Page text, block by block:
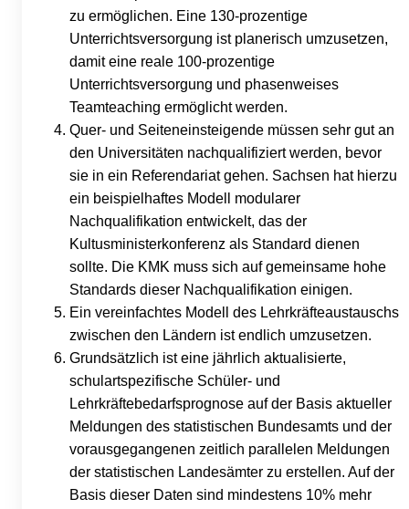
zu ermöglichen. Eine 130-prozentige
Unterrichtsversorgung ist planerisch umzusetzen,
damit eine reale 100-prozentige
Unterrichtsversorgung und phasenweises
Teamteaching ermöglicht werden.
Quer- und Seiteneinsteigende müssen sehr gut an
den Universitäten nachqualifiziert werden, bevor
sie in ein Referendariat gehen. Sachsen hat hierzu
ein beispielhaftes Modell modularer
Nachqualifikation entwickelt, das der
Kultusministerkonferenz als Standard dienen
sollte. Die KMK muss sich auf gemeinsame hohe
Standards dieser Nachqualifikation einigen.
Ein vereinfachtes Modell des Lehrkräfteaustauschs
zwischen den Ländern ist endlich umzusetzen.
Grundsätzlich ist eine jährlich aktualisierte,
schulartspezifische Schüler- und
Lehrkräftebedarfsprognose auf der Basis aktueller
Meldungen des statistischen Bundesamts und der
vorausgegangenen zeitlich parallelen Meldungen
der statistischen Landesämter zu erstellen. Auf der
Basis dieser Daten sind mindestens 10% mehr